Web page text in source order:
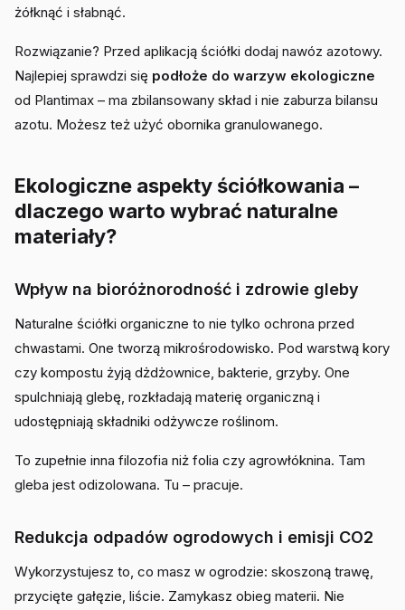
żółknąć i słabnąć.
Rozwiązanie? Przed aplikacją ściółki dodaj nawóz azotowy.
Najlepiej sprawdzi się podłoże do warzyw ekologiczne
od Plantimax – ma zbilansowany skład i nie zaburza bilansu
azotu. Możesz też użyć obornika granulowanego.
Ekologiczne aspekty ściółkowania –
dlaczego warto wybrać naturalne
materiały?
Wpływ na bioróżnorodność i zdrowie gleby
Naturalne ściółki organiczne to nie tylko ochrona przed
chwastami. One tworzą mikrośrodowisko. Pod warstwą kory
czy kompostu żyją dżdżownice, bakterie, grzyby. One
spulchniają glebę, rozkładają materię organiczną i
udostępniają składniki odżywcze roślinom.
To zupełnie inna filozofia niż folia czy agrowłóknina. Tam
gleba jest odizolowana. Tu – pracuje.
Redukcja odpadów ogrodowych i emisji CO2
Wykorzystujesz to, co masz w ogrodzie: skoszoną trawę,
przycięte gałęzie, liście. Zamykasz obieg materii. Nie